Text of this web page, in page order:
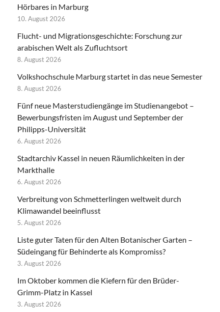
Hörbares in Marburg
10. August 2026
Flucht- und Migrationsgeschichte: Forschung zur
arabischen Welt als Zufluchtsort
8. August 2026
Volkshochschule Marburg startet in das neue Semester
8. August 2026
Fünf neue Masterstudiengänge im Studienangebot –
Bewerbungsfristen im August und September der
Philipps-Universität
6. August 2026
Stadtarchiv Kassel in neuen Räumlichkeiten in der
Markthalle
6. August 2026
Verbreitung von Schmetterlingen weltweit durch
Klimawandel beeinflusst
5. August 2026
Liste guter Taten für den Alten Botanischer Garten –
Südeingang für Behinderte als Kompromiss?
3. August 2026
Im Oktober kommen die Kiefern für den Brüder-
Grimm-Platz in Kassel
3. August 2026